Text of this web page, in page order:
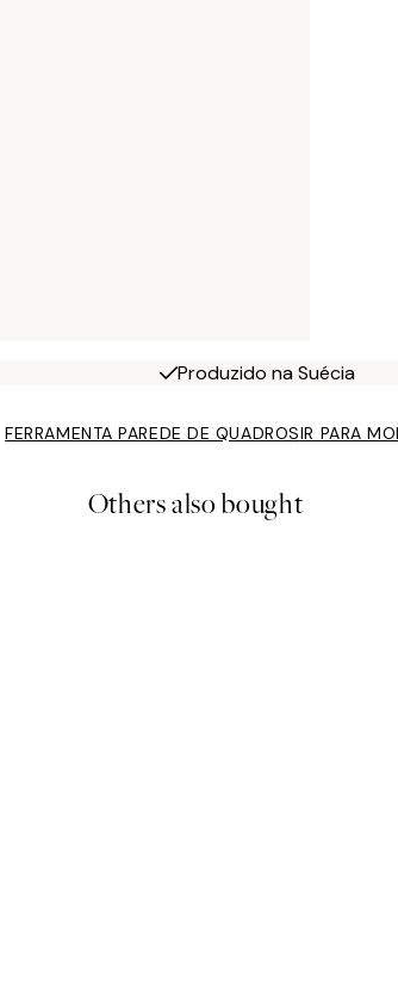
Produzido na Suécia
FERRAMENTA PAREDE DE QUADROSIR PARA
Others also bought